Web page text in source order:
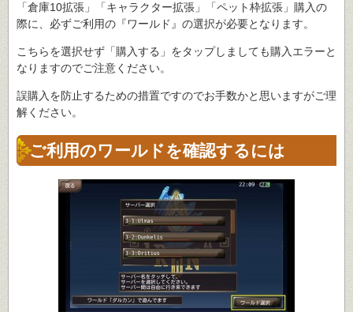
「倉庫10拡張」「キャラクター拡張」「ペット枠拡張」購入の
際に、必ずご利用の『ワールド』の選択が必要となります。
こちらを選択せず「購入する」をタップしましても購入エラーと
なりますのでご注意ください。
誤購入を防止するための措置ですのでお手数かと思いますがご理
解ください。
ご利用のワールドを確認するには